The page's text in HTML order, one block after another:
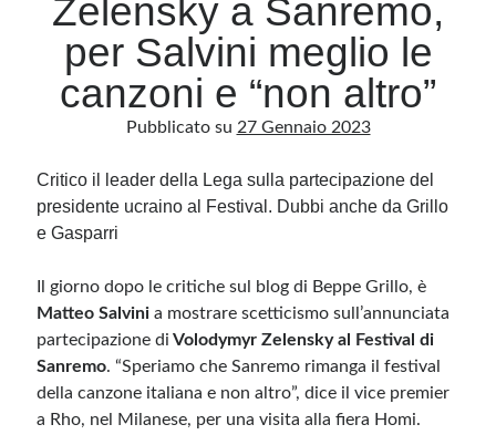
Archivio
Archivi
Categorie
Categorie
Questo blog non rappresenta una testata giornalistica, in quanto viene aggiornato
senza alcuna periodicità. Non può pertanto considerarsi un prodotto editoriale ai
sensi della legge n· 62 del 7.03.2001. L’autore non è responsabile di quanto
pubblicato dai lettori nei commenti ai vari post. Saranno comunque cancellati quelli
ritenuti offensivi o lesivi dell’immagine o dell’onorabilità di terzi, di genere spam,
razzisti o che contengano dati personali non conformi al rispetto delle norme sulla
privacy. Alcune immagini inserite in questo blog sono tratte da Internet e, pertanto,
considerate di pubblico dominio. Qualora la loro pubblicazione violasse eventuali
Zelensky a Sanremo,
per Salvini meglio le
canzoni e “non altro”
Pubblicato su 27 Gennaio 2023
Critico il leader della Lega sulla partecipazione del
presidente ucraino al Festival. Dubbi anche da Grillo
e Gasparri
Il giorno dopo le critiche sul blog di Beppe Grillo, è
Matteo Salvini a mostrare scetticismo sull’annunciata
partecipazione di Volodymyr Zelensky al Festival di
Sanremo. “Speriamo che Sanremo rimanga il festival
della canzone italiana e non altro”, dice il vice premier
a Rho, nel Milanese, per una visita alla fiera Homi.